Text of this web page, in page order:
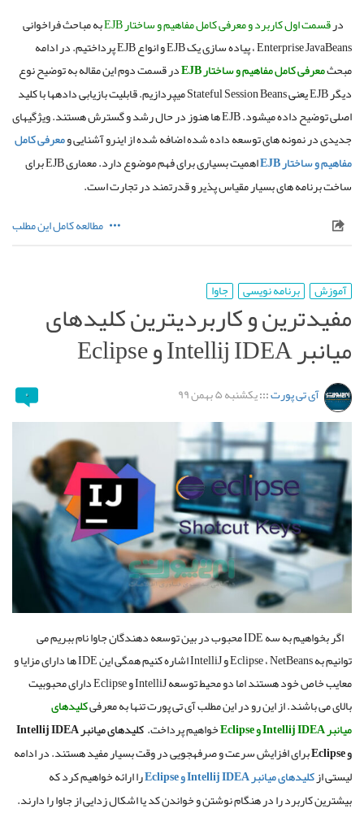
درقسمت اول کاربرد و معرفی کامل مفاهیم و ساختار EJB
به مباحث فراخوانی
Enterprise JavaBeans ، پیاده سازی یک EJB و انواع EJB پرداختیم.
در ادامه
مبحثمعرفی کامل مفاهیم و ساختارEJBدر قسمت دوم این مقاله به توضیح نوع
دیگرEJBیعنیStateful Session Beansمیپردازیم. قابلیت بازیابی دادهها با کلید
اصلی توضیح داده میشود.EJBها هنوز در حال رشد و گسترش هستند. ویژگیهای
جدیدی در نمونه های توسعه داده شده اضافه شده از اینرو آشنایی ومعرفی کامل
مفاهیم و ساختارEJBاهمیت بسیاری برای فهم موضوع دارد. معماریEJBبرای
ساخت برنامه های بسیار مقیاس پذیر و قدرتمند در تجارت است.
مطالعه کامل این مطلب
آموزش برنامه نویسی جاوا
مفیدترین و کاربردیترین کلیدهای
میانبر Intellij IDEA و Eclipse
آی تی پورت:::یکشنبه ۵ بهمن ۹۹ ۰
اگر بخواهیم به سه IDE محبوب در بین توسعه دهندگان جاوا نام ببریم می
توانیم به Eclipse ، NetBeans و IntelliJ اشاره کنیم همگی این IDE ها دارای مزایا و
معایب خاص خود هستند اما دو محیط توسعه IntelliJ و Eclipse دارای محبوبیت
بالای می باشند. از این رو در این مطلب آی تی پورت تنها به معرفیکلیدهای
میانبرIntellij IDEAو خواهیم پرداخت.کلیدهایمیانبرIntellij IDEA
و
برای افزایش سرعت و صرفهجویی در وقت بسیار مفید هستند.در ادامه
لیستی ازکلیدهای میانبر Intellij IDEA و Eclipse
را ارائه خواهیم کرد که
بیشترین کاربرد را در هنگام نوشتن و خواندن کد یا اشکال زدایی از جاوا را دارند.